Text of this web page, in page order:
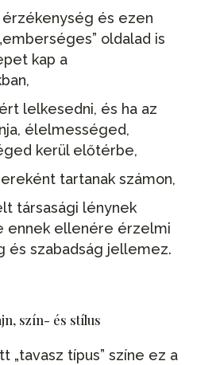
érzékenység és ezen
oldalad is
kap a
lelkesedni, és ha az
élelmességed,
kerül előtérbe,
tartanak számon,
társasági lénynek
ennek ellenére érzelmi
és szabadság jellemez.
szín- és stílus
„tavasz típus” színe ez a